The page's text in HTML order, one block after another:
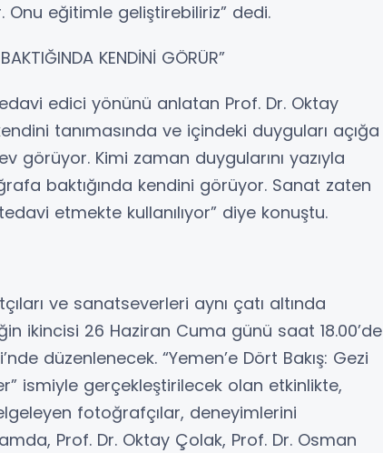
Onu eğitimle geliştirebiliriz” dedi.
KENDİNİ GÖRÜR”
edici yönünü anlatan Prof. Dr. Oktay
tanımasında ve içindeki duyguları açığa
görüyor. Kimi zaman duygularını yazıyla
baktığında kendini görüyor. Sanat zaten
etmekte kullanılıyor” diye konuştu.
ve sanatseverleri aynı çatı altında
ikincisi 26 Haziran Cuma günü saat 18.00’de
düzenlenecek. “Yemen’e Dört Bakış: Gezi
ismiyle gerçekleştirilecek olan etkinlikte,
fotoğrafçılar, deneyimlerini
Prof. Dr. Oktay Çolak, Prof. Dr. Osman